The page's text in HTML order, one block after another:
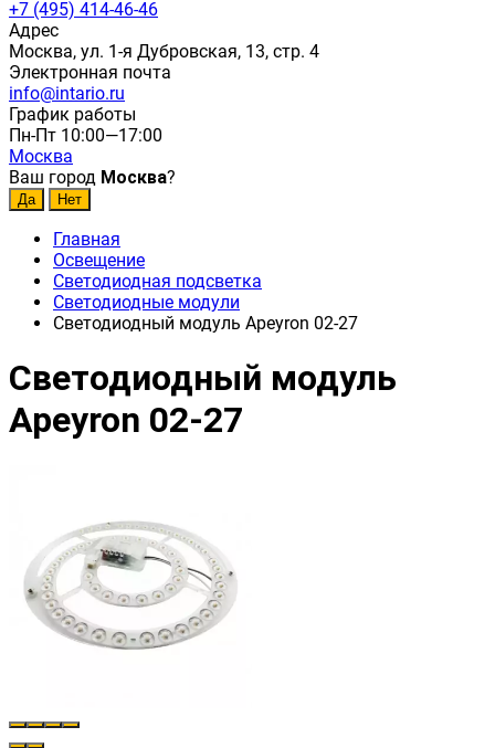
+7 (495) 414-46-46
Адрес
Москва, ул. 1-я Дубровская, 13, стр. 4
Электронная почта
info@intario.ru
График работы
Пн-Пт 10:00—17:00
Москва
Ваш город Москва?
Главная
Освещение
Светодиодная подсветка
Светодиодные модули
Светодиодный модуль Apeyron 02-27
Светодиодный модуль
Apeyron 02-27